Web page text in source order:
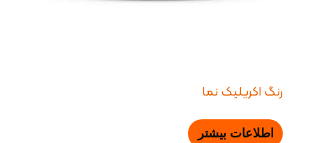
رنگ اکریلیک نما
اطلاعات بیشتر